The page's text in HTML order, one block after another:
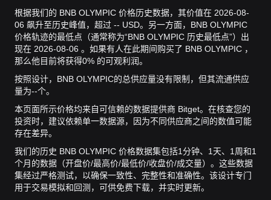
根据我们的 BNB OLYMPIC 价格历史数据，其价值在 2026-08-
06 飙升至历史峰值，超过 -- USD。 另一方面，BNB OLYMPIC
价格轨迹的最低点（通常称为“BNB OLYMPIC 历史最低点”）出
现在 2026-08-06 。 如果有人在此期间购买了 BNB OLYMPIC ，
那么他目前将获得0% 的可观利润。
按照设计，BNB OLYMPIC的总供应量没有限制，但其流通供应
量为--个。
本页面所示价格均来自可信赖的数据提供商 Bitget。在核查您的
投资时，建议依赖单一数据源，因为不同供应商之间的数值可能
存在差异。
我们的历史 BNB OLYMPIC 价格数据集包括1分钟、1天、1周和1
个月的数据（开盘价/最高价/最低价/收盘价/成交量）。这些数据
集经过严格测试，以确保一致性、完整性和准确性。该设计专门
用于交易模拟和回测，可供免费下载，并实时更新。